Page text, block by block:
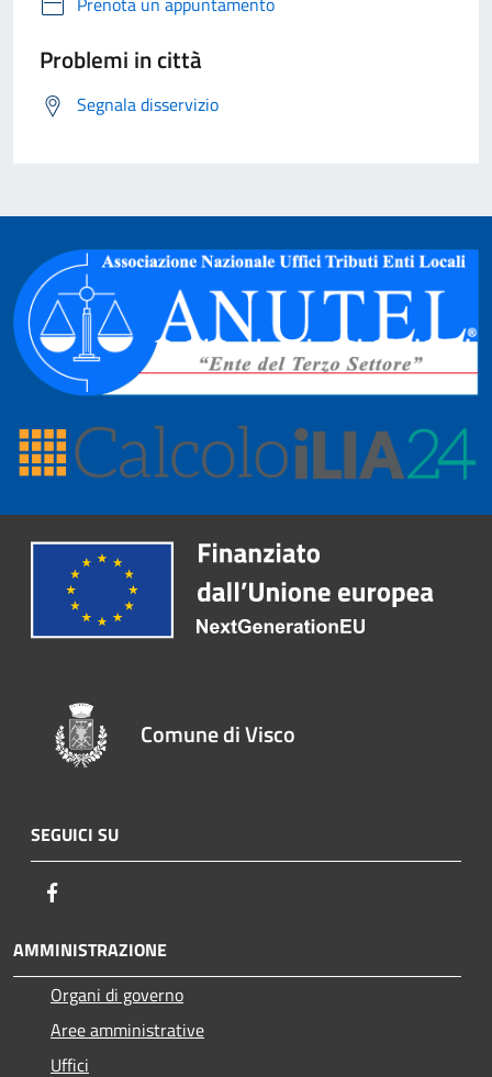
Problemi in città
Segnala disservizio
Comune di Visco
SEGUICI SU
AMMINISTRAZIONE
Organi di governo
Aree amministrative
Uffici